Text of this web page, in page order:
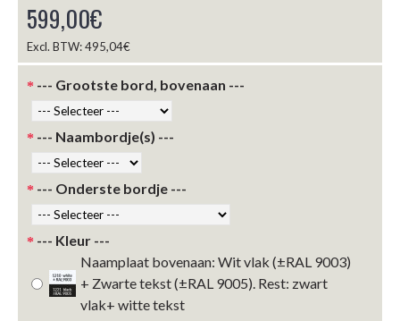
599,00€
Excl. BTW: 495,04€
--- Grootste bord, bovenaan ---
--- Naambordje(s) ---
--- Onderste bordje ---
--- Kleur ---
Naamplaat bovenaan: Wit vlak (±RAL 9003)
+ Zwarte tekst (±RAL 9005). Rest: zwart
vlak+ witte tekst